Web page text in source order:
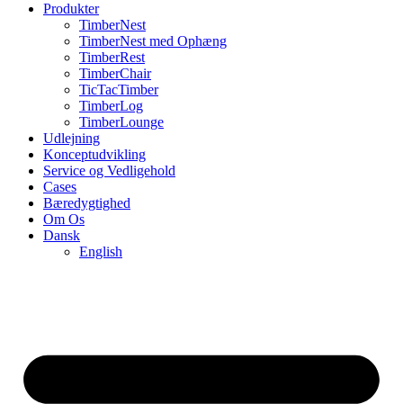
Produkter
TimberNest
TimberNest med Ophæng
TimberRest
TimberChair
TicTacTimber
TimberLog
TimberLounge
Udlejning
Konceptudvikling
Service og Vedligehold
Cases
Bæredygtighed
Om Os
Dansk
English